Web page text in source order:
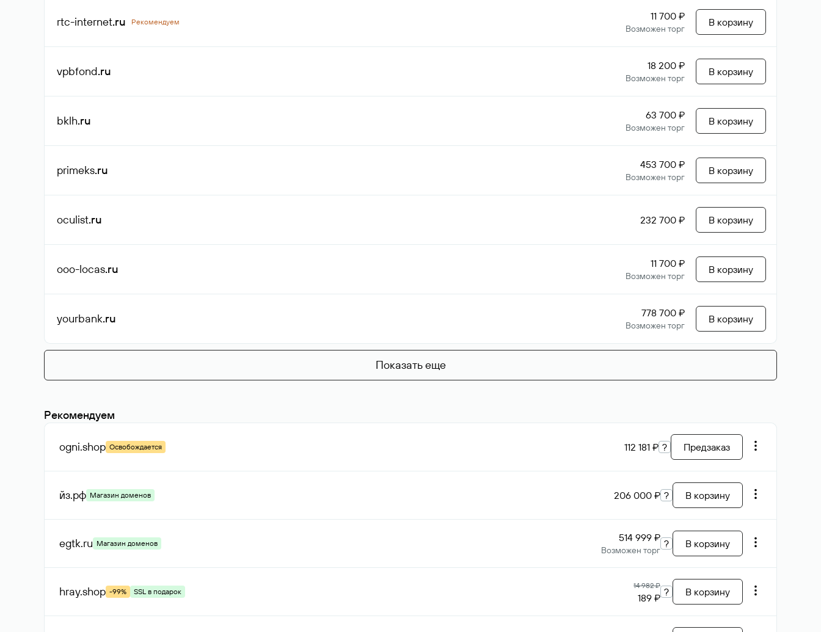
rtc-internet.ru Рекомендуем 11 700 ₽
Возможен торг
В корзину
vpbfond.ru 18 200 ₽
Возможен торг
В корзину
bklh.ru 63 700 ₽
Возможен торг
В корзину
primeks.ru 453 700 ₽
Возможен торг
В корзину
oculist.ru 232 700 ₽ В корзину
ooo-locas.ru 11 700 ₽
Возможен торг
В корзину
yourbank.ru 778 700 ₽
Возможен торг
В корзину
Показать еще
Рекомендуем
ogni.shop Освобождается 112 181 ₽ ? Предзаказ
йз.рф Магазин доменов 206 000 ₽ ? В корзину
egtk.ru Магазин доменов 514 999 ₽
Возможен торг
? В корзину
hray.shop -99% SSL в подарок
14 982 ₽
189 ₽ ? В корзину